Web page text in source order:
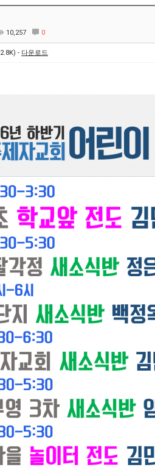
10,257 0
- 다운로드